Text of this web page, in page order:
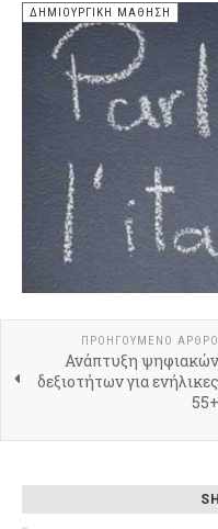
ΔΗΜΙΟΥΡΓΙΚΉ ΜΆΘΗΣΗ
ΠΡΟΗΓΟΎΜΕΝΟ ΆΡΘΡΟ
Ανάπτυξη ψηφιακών
δεξιοτήτων για ενήλικες
55+